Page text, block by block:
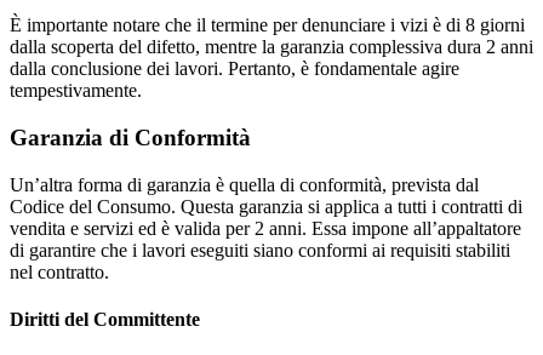
È importante notare che il termine per denunciare i vizi è di 8 giorni
dalla scoperta del difetto, mentre la garanzia complessiva dura 2 anni
dalla conclusione dei lavori. Pertanto, è fondamentale agire
tempestivamente.
Garanzia di Conformità
Un’altra forma di garanzia è quella di conformità, prevista dal
Codice del Consumo. Questa garanzia si applica a tutti i contratti di
vendita e servizi ed è valida per 2 anni. Essa impone all’appaltatore
di garantire che i lavori eseguiti siano conformi ai requisiti stabiliti
nel contratto.
Diritti del Committente